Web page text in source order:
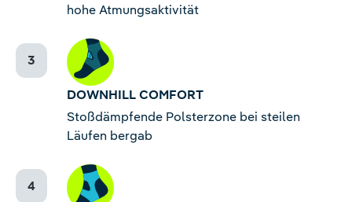
hohe Atmungsaktivität
DOWNHILL COMFORT
Stoßdämpfende Polsterzone bei steilen
Läufen bergab